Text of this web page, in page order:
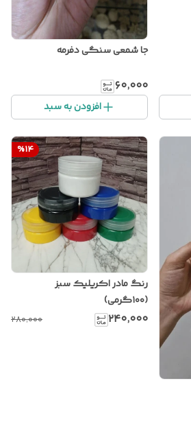
جا شمعی سنگی دفرمه
۶۰٬۰۰۰
افزودن به سبد
%14
رنگ مادر اکریلیک سبز
(۱۰۰گرمی)
۲۴۰٬۰۰۰ ۲۸۰٬۰۰۰